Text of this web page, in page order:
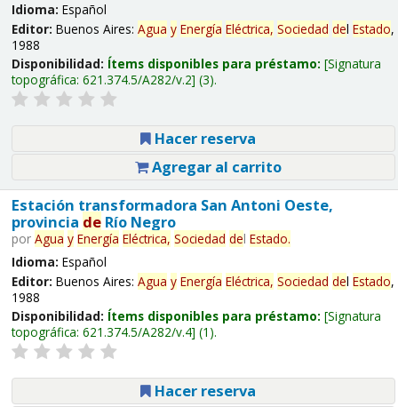
Idioma: Español
Editor: Buenos Aires: Agua y Energía Eléctrica, Sociedad del Estado,
1988
Disponibilidad: Ítems disponibles para préstamo: Signatura
topográfica: 621.374.5/A282/v.2 (3).
Hacer reserva
Agregar al carrito
Estación transformadora San Antoni Oeste,
provincia deRío Negro
por Agua y Energía Eléctrica, Sociedad del Estado.
Idioma: Español
Editor: Buenos Aires: Agua y Energía Eléctrica, Sociedad del Estado,
1988
Disponibilidad: Ítems disponibles para préstamo: Signatura
topográfica: 621.374.5/A282/v.4 (1).
Hacer reserva